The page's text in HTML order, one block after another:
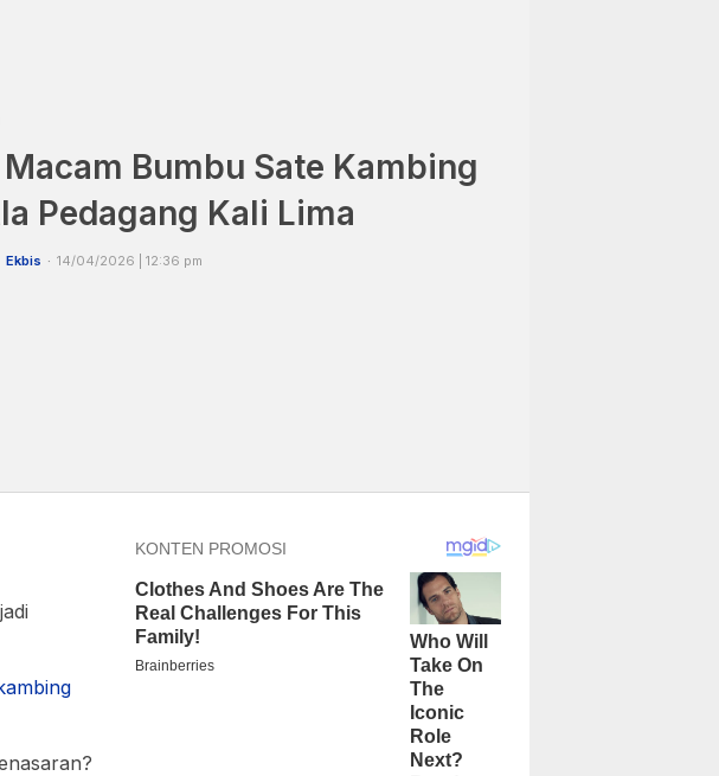
Bumbu Sate Kambing
Pedagang Kali Lima
Ekbis 14/04/2026 | 12:36 pm